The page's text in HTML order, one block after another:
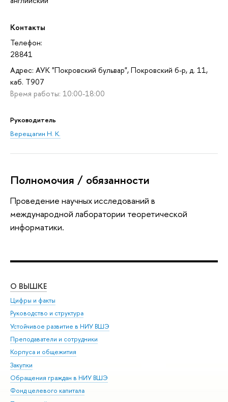
Контакты
Телефон:
28841
Адрес: АУК "Покровский бульвар", Покровский б-р, д. 11,
каб. T907
Время работы: 10:00-18:00
Руководитель
Верещагин Н. К.
Полномочия / обязанности
Проведение научных исследований в
международной лаборатории теоретической
информатики.
О ВЫШКЕ
Цифры и факты
Руководство и структура
Устойчивое развитие в НИУ ВШЭ
Преподаватели и сотрудники
Корпуса и общежития
Закупки
Обращения граждан в НИУ ВШЭ
Фонд целевого капитала